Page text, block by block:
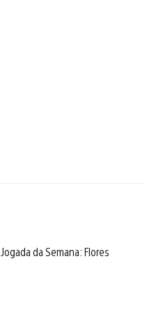
Jogada da Semana: Flores